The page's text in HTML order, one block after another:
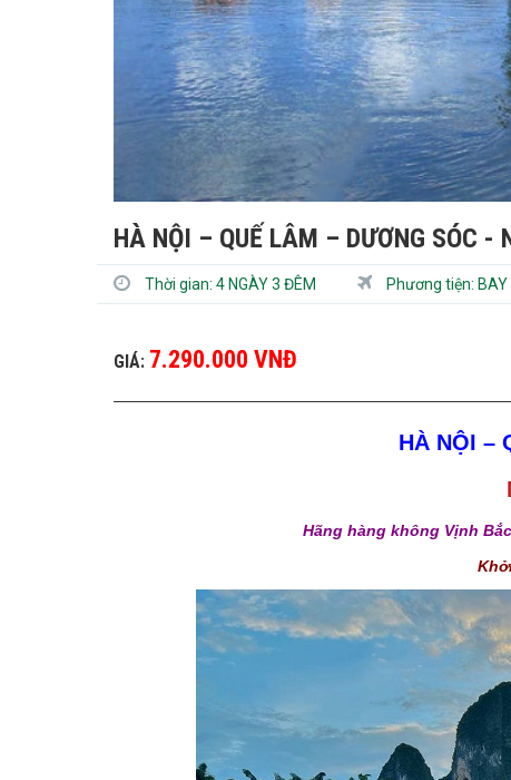
HÀ NỘI – QUẾ LÂM – DƯƠNG SÓC -
Thời gian: 4 NGÀY 3 ĐÊM Phương tiện: BAY
GIÁ: 7.290.000 VNĐ
HÀ NỘI –
Hãng hàng không Vịnh